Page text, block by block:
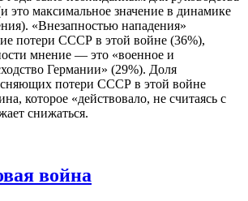
это максимальное значение в динамике
«Внезапностью нападения»
потери СССР в этой войне (36%),
мнение — это «военное и
Германии» (29%). Доля
потери СССР в этой войне
которое «действовало, не считаясь с
снижаться.
война